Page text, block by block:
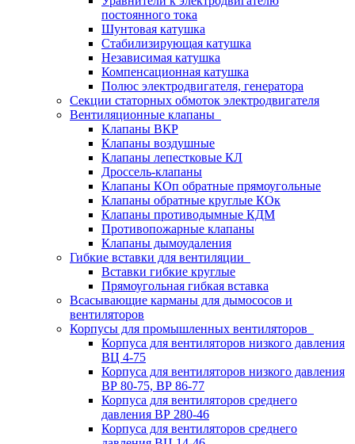
постоянного тока
Шунтовая катушка
Стабилизирующая катушка
Независимая катушка
Компенсационная катушка
Полюс электродвигателя, генератора
Секции статорных обмоток электродвигателя
Вентиляционные клапаны
Клапаны ВКР
Клапаны воздушные
Клапаны лепестковые КЛ
Дроссель-клапаны
Клапаны КОп обратные прямоугольные
Клапаны обратные круглые КОк
Клапаны противодымные КДМ
Противопожарные клапаны
Клапаны дымоудаления
Гибкие вставки для вентиляции
Вставки гибкие круглые
Прямоугольная гибкая вставка
Всасывающие карманы для дымососов и
вентиляторов
Корпусы для промышленных вентиляторов
Корпуса для вентиляторов низкого давления
ВЦ 4-75
Корпуса для вентиляторов низкого давления
ВР 80-75, ВР 86-77
Корпуса для вентиляторов среднего
давления ВР 280-46
Корпуса для вентиляторов среднего